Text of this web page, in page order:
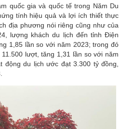
quốc gia và quốc tế trong Năm Du
tính hiệu quả và lợi ích thiết thực
địa phương nói riêng cũng như của
lượng khách du lịch đến tỉnh Điện
1,85 lần so với năm 2023; trong đó
lượt, tăng 1,31 lần so với năm
động du lịch ước đạt 3.300 tỷ đồng,